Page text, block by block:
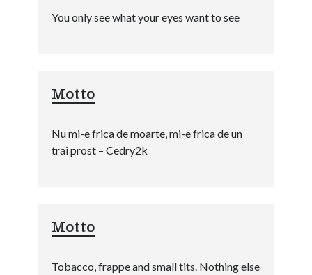
You only see what your eyes want to see
Motto
Nu mi-e frica de moarte, mi-e frica de un
trai prost – Cedry2k
Motto
Tobacco, frappe and small tits. Nothing else